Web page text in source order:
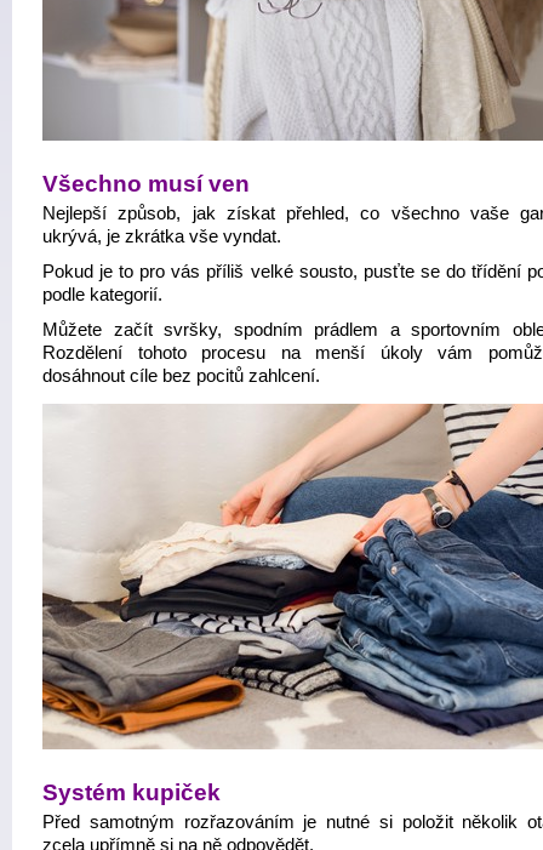
Všechno musí ven
Nejlepší způsob, jak získat přehled, co všechno vaše
ukrývá, je zkrátka vše vyndat.
Pokud je to pro vás příliš velké sousto, pusťte se do třídění
podle kategorií.
Můžete začít svršky, spodním prádlem a sportovním
Rozdělení tohoto procesu na menší úkoly vám
dosáhnout cíle bez pocitů zahlcení.
Systém kupiček
Před samotným rozřazováním je nutné si položit několik
zcela upřímně si na ně odpovědět.